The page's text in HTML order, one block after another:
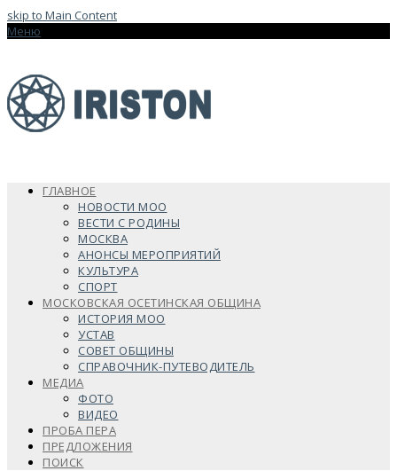
skip to Main Content
Меню
ГЛАВНОЕ
НОВОСТИ МОО
ВЕСТИ С РОДИНЫ
МОСКВА
АНОНСЫ МЕРОПРИЯТИЙ
КУЛЬТУРА
СПОРТ
МОСКОВСКАЯ ОСЕТИНСКАЯ ОБЩИНА
ИСТОРИЯ МОО
УСТАВ
СОВЕТ ОБЩИНЫ
СПРАВОЧНИК-ПУТЕВОДИТЕЛЬ
МЕДИА
ФОТО
ВИДЕО
ПРОБА ПЕРА
ПРЕДЛОЖЕНИЯ
ПОИСК